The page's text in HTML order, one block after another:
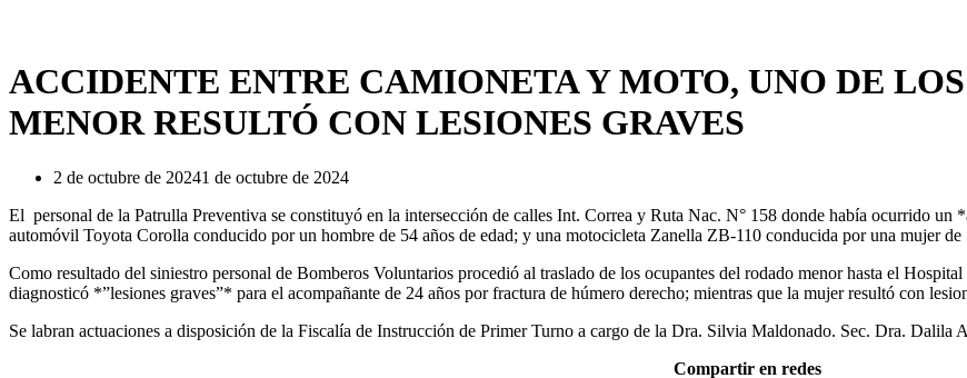
ACCIDENTE ENTRE CAMIONETA Y MOTO, UNO DE
MENOR RESULTÓ CON LESIONES GRAVES
2 de octubre de 20241 de octubre de 2024
El personal de la Patrulla Preventiva se constituyó en la intersección de calles Int. Correa y Ruta Nac. N° 158 donde había ocurrido un
automóvil Toyota Corolla conducido por un hombre de 54 años de edad; y una motocicleta Zanella ZB-110 conducida por una mujer de
Como resultado del siniestro personal de Bomberos Voluntarios procedió al traslado de los ocupantes del rodado menor hasta el
diagnosticó *”lesiones graves”* para el acompañante de 24 años por fractura de húmero derecho; mientras que la mujer resultó con
Se labran actuaciones a disposición de la Fiscalía de Instrucción de Primer Turno a cargo de la Dra. Silvia Maldonado. Sec. Dra. Dalila
Compartir en redes